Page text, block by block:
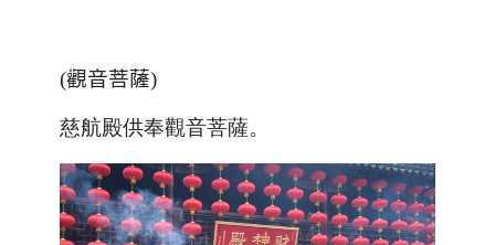
(觀音菩薩)
慈航殿供奉觀音菩薩。